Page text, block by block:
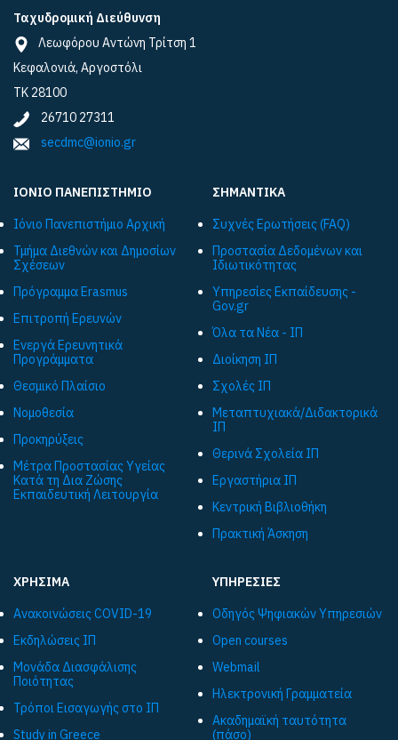
Ταχυδρομική Διεύθυνση
Λεωφόρου Αντώνη Τρίτση 1
Κεφαλονιά, Αργοστόλι
ΤΚ 28100
26710 27311
secdmc@ionio.gr
ΙΟΝΙΟ ΠΑΝΕΠΙΣΤΗΜΙΟ
Ιόνιο Πανεπιστήμιο Αρχική
Τμήμα Διεθνών και Δημοσίων
Σχέσεων
Πρόγραμμα Εrasmus
Επιτροπή Ερευνών
Ενεργά Ερευνητικά
Προγράμματα
Θεσμικό Πλαίσιο
Νομοθεσία
Προκηρύξεις
Μέτρα Προστασίας Υγείας
Κατά τη Δια Ζώσης
Εκπαιδευτική Λειτουργία
ΣΗΜΑΝΤΙΚΑ
Συχνές Ερωτήσεις (FAQ)
Προστασία Δεδομένων και
Ιδιωτικότητας
Υπηρεσίες Εκπαίδευσης -
Gov.gr
Όλα τα Νέα - ΙΠ
Διοίκηση ΙΠ
Σχολές ΙΠ
Μεταπτυχιακά/Διδακτορικά
ΙΠ
Θερινά Σχολεία ΙΠ
Εργαστήρια ΙΠ
Κεντρική Βιβλιοθήκη
Πρακτική Άσκηση
ΧΡΗΣΙΜΑ
Ανακοινώσεις COVID-19
Εκδηλώσεις ΙΠ
Μονάδα Διασφάλισης
Ποιότητας
Τρόποι Εισαγωγής στο ΙΠ
Study in Greece
ΥΠΗΡΕΣΙΕΣ
Οδηγός Ψηφιακών Υπηρεσιών
Open courses
Webmail
Ηλεκτρονική Γραμματεία
Ακαδημαϊκή ταυτότητα
(πάσο)